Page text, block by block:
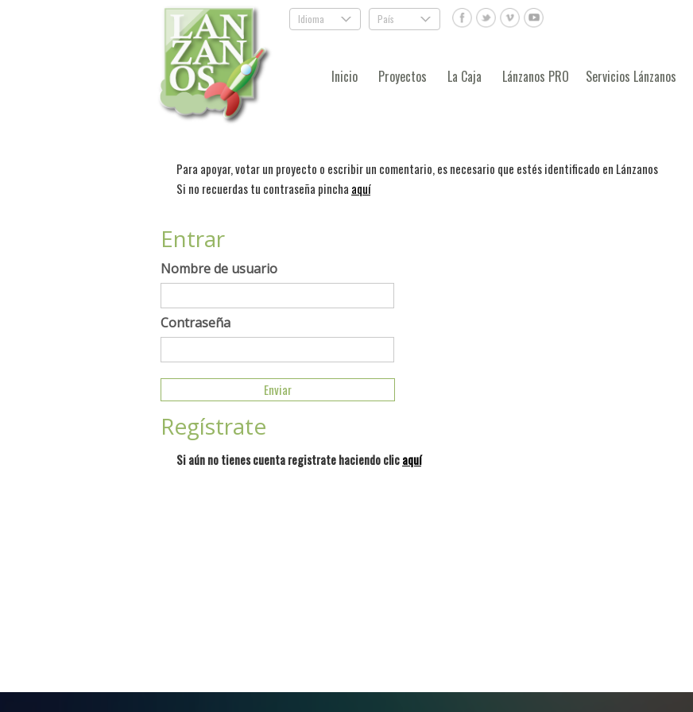
Idioma . País .
Inicio Proyectos La Caja Lánzanos PRO Servicios Lánzanos
Para apoyar, votar un proyecto o escribir un comentario, es necesario que estés identificado en Lánzanos
Si no recuerdas tu contraseña pincha aquí
Entrar
Nombre de usuario
Contraseña
Regístrate
Si aún no tienes cuenta registrate haciendo clicaquí